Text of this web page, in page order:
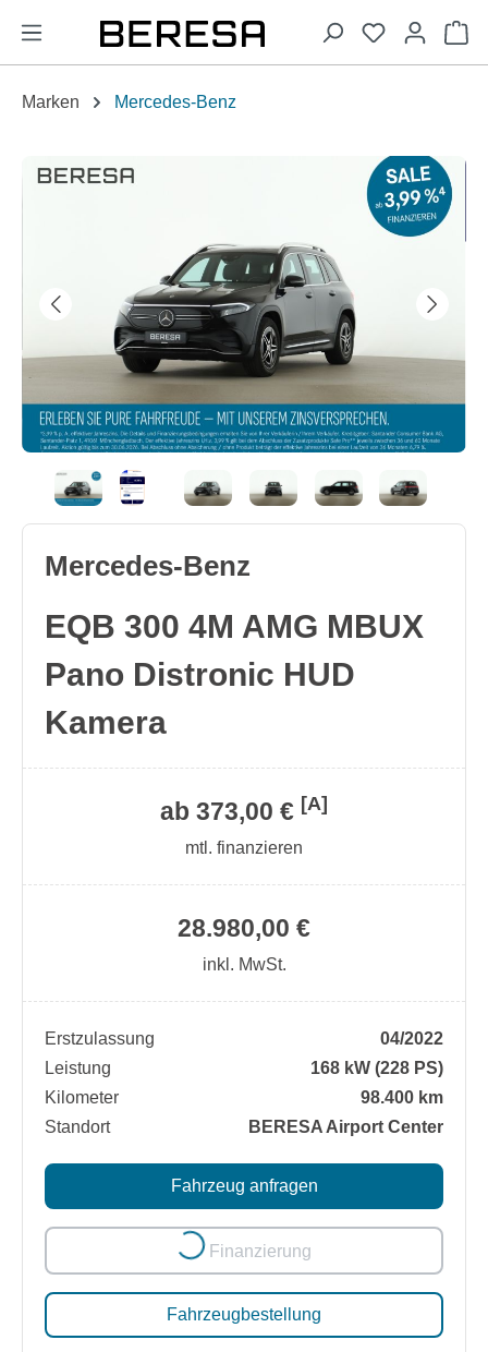
springen
Marken Mercedes-Benz
Bildergalerie überspringen
Mercedes-Benz
EQB 300 4M AMG MBUX
Pano Distronic HUD
Kamera
28.980,00 €
inkl. MwSt.
ab 373,00 € [A]
mtl. finanzieren
Erstzulassung
04/2022
Leistung
168 kW (228 PS)
Kilometer
98.400 km
Standort
BERESA Airport Center
Fahrzeug anfragen
Loading... Finanzierung
Fahrzeugbestellung